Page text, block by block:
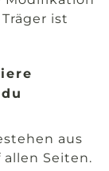
ist
aus
Seiten.